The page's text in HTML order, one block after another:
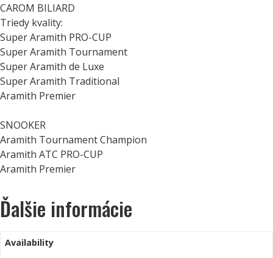
CAROM BILIARD
Triedy kvality:
Super Aramith PRO-CUP
Super Aramith Tournament
Super Aramith de Luxe
Super Aramith Traditional
Aramith Premier
SNOOKER
Aramith Tournament Champion
Aramith ATC PRO-CUP
Aramith Premier
Ďalšie informácie
Availability